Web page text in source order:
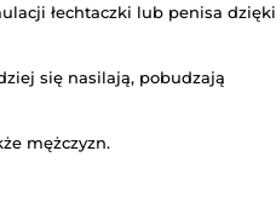
łechtaczki lub penisa dzięki
się nasilają, pobudzają
mężczyzn.